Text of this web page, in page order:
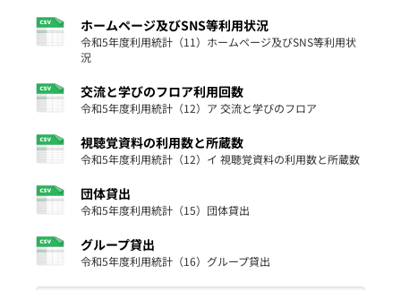
ホームページ及びSNS等利用状況
令和5年度利用統計（11）ホームページ及びSNS等利用状
況
交流と学びのフロア利用回数
令和5年度利用統計（12）ア 交流と学びのフロア
視聴覚資料の利用数と所蔵数
令和5年度利用統計（12）イ 視聴覚資料の利用数と所蔵数
団体貸出
令和5年度利用統計（15）団体貸出
グループ貸出
令和5年度利用統計（16）グループ貸出